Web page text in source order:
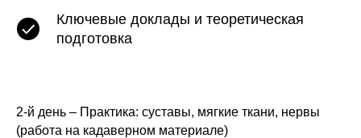
Ключевые доклады и теоретическая
подготовка
2-й день – Практика: суставы, мягкие ткани, нервы
(работа на кадаверном материале)